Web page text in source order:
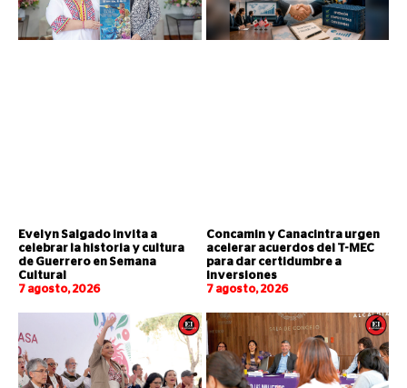
Evelyn Salgado invita a
celebrar la historia y cultura
de Guerrero en Semana
Cultural
7 agosto, 2026
Concamin y Canacintra urgen
acelerar acuerdos del T-MEC
para dar certidumbre a
inversiones
7 agosto, 2026